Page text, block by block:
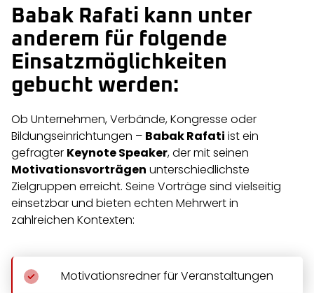
Babak Rafati kann unter
anderem für folgende
Einsatzmöglichkeiten
gebucht werden:
Ob Unternehmen, Verbände, Kongresse oder
Bildungseinrichtungen – Babak Rafati ist ein
gefragter Keynote Speaker, der mit seinen
Motivationsvorträgen unterschiedlichste
Zielgruppen erreicht. Seine Vorträge sind vielseitig
einsetzbar und bieten echten Mehrwert in
zahlreichen Kontexten:
Motivationsredner für Veranstaltungen